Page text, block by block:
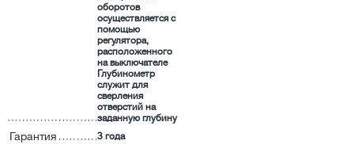
оборотов
осуществляется с
помощью
регулятора,
расположенного
на выключателе
Глубинометр
служит для
сверления
отверстий на
заданную глубину
Гарантия 3 года